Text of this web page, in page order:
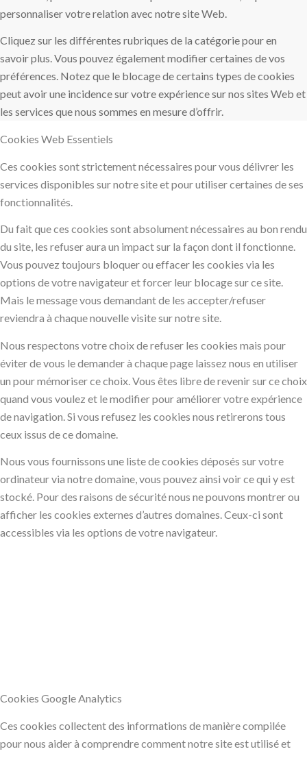
personnaliser votre relation avec notre site Web.
Cliquez sur les différentes rubriques de la catégorie pour en
savoir plus. Vous pouvez également modifier certaines de vos
préférences. Notez que le blocage de certains types de cookies
peut avoir une incidence sur votre expérience sur nos sites Web et
les services que nous sommes en mesure d’offrir.
Cookies Web Essentiels
Ces cookies sont strictement nécessaires pour vous délivrer les
services disponibles sur notre site et pour utiliser certaines de ses
fonctionnalités.
Du fait que ces cookies sont absolument nécessaires au bon rendu
du site, les refuser aura un impact sur la façon dont il fonctionne.
Vous pouvez toujours bloquer ou effacer les cookies via les
options de votre navigateur et forcer leur blocage sur ce site.
Mais le message vous demandant de les accepter/refuser
reviendra à chaque nouvelle visite sur notre site.
Nous respectons votre choix de refuser les cookies mais pour
éviter de vous le demander à chaque page laissez nous en utiliser
un pour mémoriser ce choix. Vous êtes libre de revenir sur ce choix
quand vous voulez et le modifier pour améliorer votre expérience
de navigation. Si vous refusez les cookies nous retirerons tous
ceux issus de ce domaine.
Nous vous fournissons une liste de cookies déposés sur votre
ordinateur via notre domaine, vous pouvez ainsi voir ce qui y est
stocké. Pour des raisons de sécurité nous ne pouvons montrer ou
afficher les cookies externes d’autres domaines. Ceux-ci sont
accessibles via les options de votre navigateur.
Cookies Google Analytics
Ces cookies collectent des informations de manière compilée
pour nous aider à comprendre comment notre site est utilisé et